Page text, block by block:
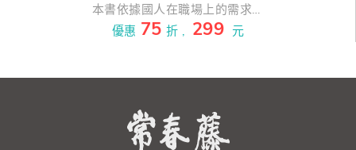
本書依據國人在職場上的需求，
以深入淺出的寫作方式來編撰。
介』、『會議』、『商務旅行計
『詢問產品及報價』、『下
單』、『付款』、『投訴』、
優惠 75 折 , 299 元